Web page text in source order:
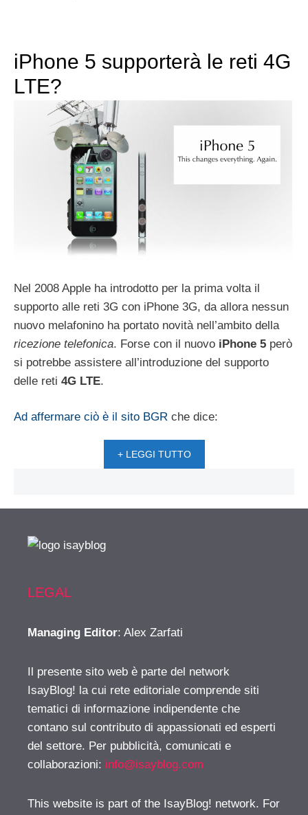
iPhone 5 supporterà le reti 4G
LTE?
Nel 2008 Apple ha introdotto per la prima volta il
supporto alle reti 3G con iPhone 3G, da allora nessun
nuovo melafonino ha portato novità nell’ambito della
ricezione telefonica. Forse con il nuovo iPhone 5 però
si potrebbe assistere all’introduzione del supporto
delle reti 4G LTE.
Ad affermare ciò è il sito BGR che dice:
+ LEGGI TUTTO
LEGAL
Managing Editor: Alex Zarfati
Il presente sito web è parte del network
IsayBlog! la cui rete editoriale comprende siti
tematici di informazione indipendente che
contano sul contributo di appassionati ed esperti
del settore. Per pubblicità, comunicati e
collaborazioni: info@isayblog.com
This website is part of the IsayBlog! network. For